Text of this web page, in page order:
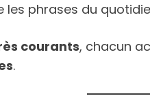
les phrases du
courants, chacun
.